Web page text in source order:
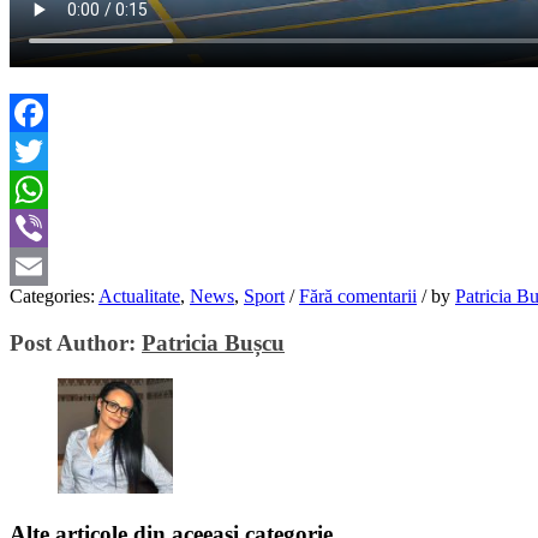
Facebook
Twitter
WhatsApp
Viber
Email
Categories: Actualitate, News, Sport / Fără comentarii /by Patricia
Post Author: Patricia Bușcu